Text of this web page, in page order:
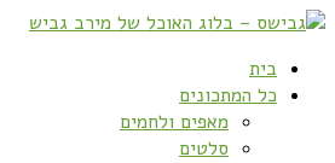
בית
כל המתכונים
מאפים ולחמים
סלטים